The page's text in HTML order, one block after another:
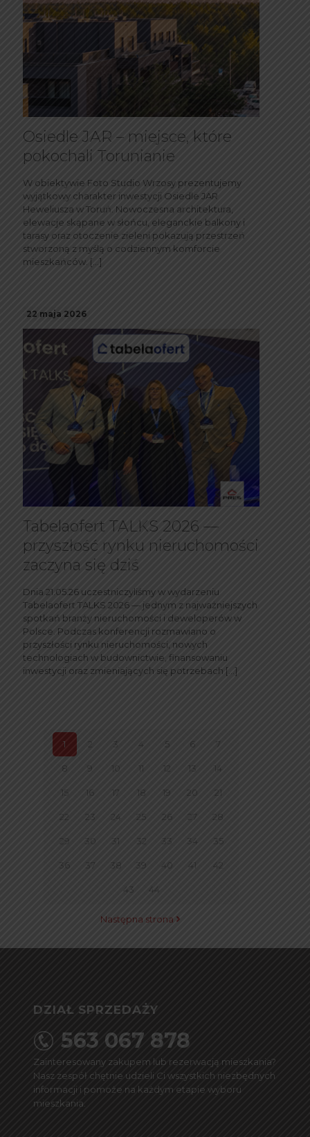
Osiedle JAR – miejsce, które
pokochali Torunianie
W obiektywie Foto Studio Wrzosy prezentujemy
wyjątkowy charakter inwestycji Osiedle JAR
Heweliusza w Toruń. Nowoczesna architektura,
elewacje skąpane w słońcu, eleganckie balkony i
tarasy oraz otoczenie zieleni pokazują przestrzeń
stworzoną z myślą o codziennym komforcie
mieszkańców. […]
22 maja 2026
Tabelaofert TALKS 2026 —
przyszłość rynku nieruchomości
zaczyna się dziś
Dnia 21.05.26 uczestniczyliśmy w wydarzeniu
Tabelaofert TALKS 2026 — jednym z najważniejszych
spotkań branży nieruchomości i deweloperów w
Polsce. Podczas konferencji rozmawiano o
przyszłości rynku nieruchomości, nowych
technologiach w budownictwie, finansowaniu
inwestycji oraz zmieniających się potrzebach […]
1 2 3 4 5 6 7
8 9 10 11 12 13 14
15 16 17 18 19 20 21
22 23 24 25 26 27 28
29 30 31 32 33 34 35
36 37 38 39 40 41 42
43 44
Następna strona
DZIAŁ SPRZEDAŻY
563 067 878
Zainteresowany zakupem lub rezerwacją mieszkania?
Nasz zespół chętnie udzieli Ci wszystkich niezbędnych
informacji i pomoże na każdym etapie wyboru
mieszkania.